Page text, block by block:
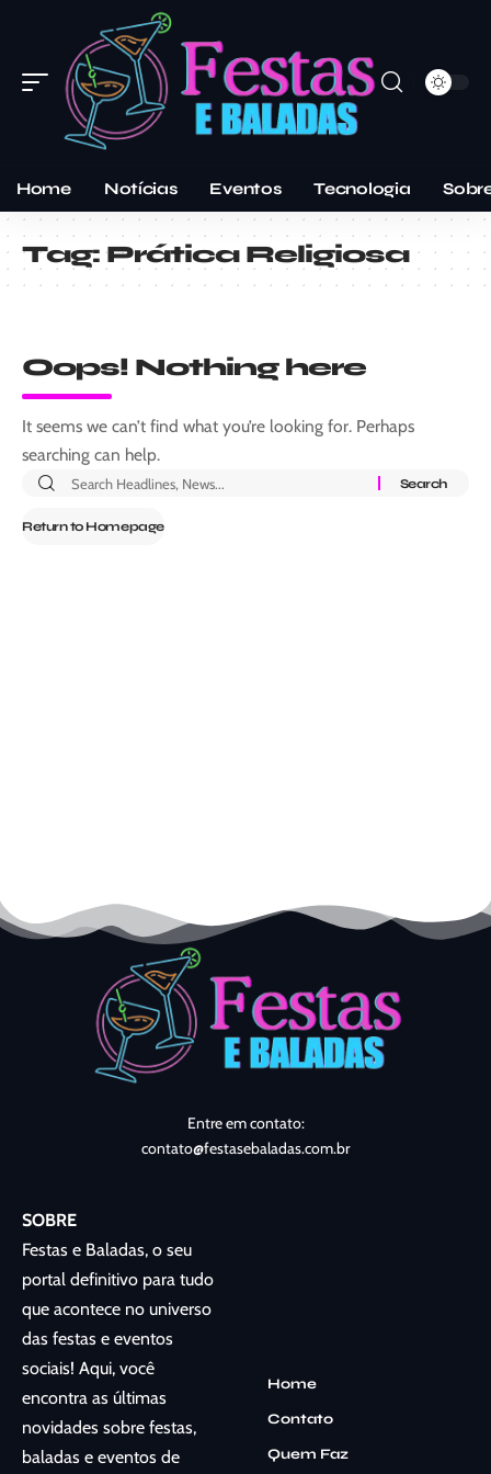
Home Notícias Eventos Tecnologia
Tag:Prática Religiosa
Oops! Nothing here
It seems we can’t find what you’re looking for. Perhaps
searching can help.
Return to Homepage
Entre em contato:
contato@festasebaladas.com.br
SOBRE
Festas e Baladas, o seu
portal definitivo para tudo
que acontece no universo
das festas e eventos
sociais! Aqui, você
encontra as últimas
novidades sobre festas,
baladas e eventos de
Home
Contato
Quem Faz